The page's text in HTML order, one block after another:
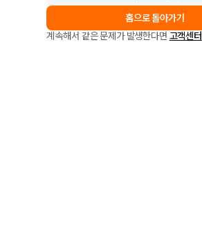
홈으로 돌아가기
계속해서 같은 문제가 발생한다면 고객센터